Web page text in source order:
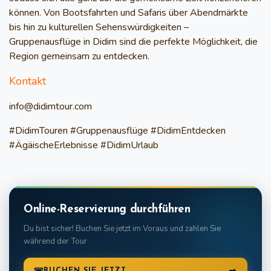
können. Von Bootsfahrten und Safaris über Abendmärkte
bis hin zu kulturellen Sehenswürdigkeiten –
Gruppenausflüge in Didim sind die perfekte Möglichkeit, die
Region gemeinsam zu entdecken.
Kontakt
info@didimtour.com
#DidimTouren #Gruppenausflüge #DidimEntdecken
#ÄgäischeErlebnisse #DidimUrlaub
Online-Reservierung durchführen
Du bist sicher! Buchen Sie jetzt im Voraus und zahlen Sie
während der Tour